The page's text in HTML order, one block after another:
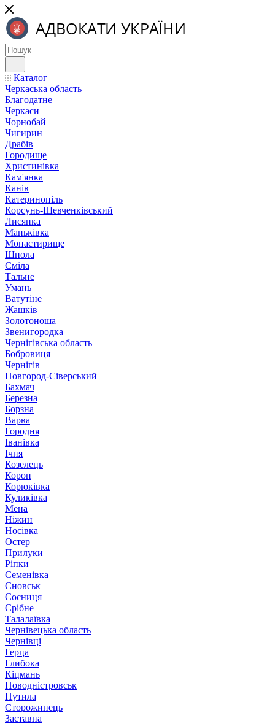
Каталог
Черкаська область
Благодатне
Черкаси
Чорнобай
Чигирин
Драбів
Городище
Христинівка
Кам'янка
Канів
Катеринопіль
Корсунь-Шевченківський
Лисянка
Маньківка
Монастирище
Шпола
Сміла
Тальне
Умань
Ватутіне
Жашків
Золотоноша
Звенигородка
Чернігівська область
Бобровиця
Чернігів
Новгород-Сіверський
Бахмач
Березна
Борзна
Варва
Городня
Іванівка
Ічня
Козелець
Короп
Корюківка
Куликівка
Мена
Ніжин
Носівка
Остер
Прилуки
Ріпки
Семенівка
Сновськ
Сосниця
Срібне
Талалаївка
Чернівецька область
Чернівці
Герца
Глибока
Кіцмань
Новодністровськ
Путила
Сторожинець
Заставна